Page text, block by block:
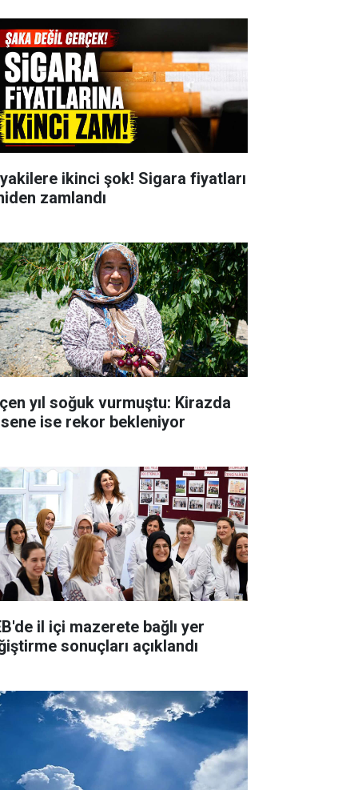
ikinci şok! Sigara fiyatları
zamlandı
yıl soğuk vurmuştu: Kirazda
ise rekor bekleniyor
il içi mazerete bağlı yer
sonuçları açıklandı